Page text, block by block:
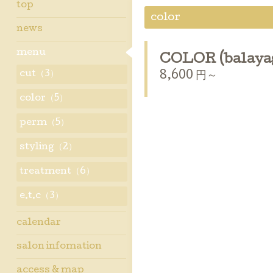
color
COLOR
8,600 円～
top
news
menu
cut（3）
color（5）
perm（5）
styling（2）
treatment（6）
e.t.c（3）
calendar
salon infomation
access & map